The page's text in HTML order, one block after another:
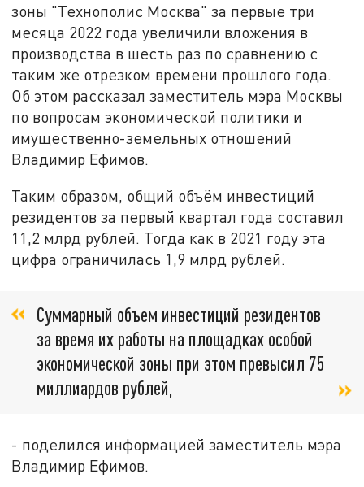
зоны "Технополис Москва" за первые три
месяца 2022 года увеличили вложения в
производства в шесть раз по сравнению с
таким же отрезком времени прошлого года.
Об этом рассказал заместитель мэра Москвы
по вопросам экономической политики и
имущественно-земельных отношений
Владимир Ефимов.
Таким образом, общий объём инвестиций
резидентов за первый квартал года составил
11,2 млрд рублей. Тогда как в 2021 году эта
цифра ограничилась 1,9 млрд рублей.
Суммарный объем инвестиций резидентов
за время их работы на площадках особой
экономической зоны при этом превысил 75
миллиардов рублей,
- поделился информацией заместитель мэра
Владимир Ефимов.